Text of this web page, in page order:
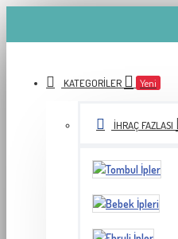
KATEGORILER Yeni
İHRAÇ FAZLASI